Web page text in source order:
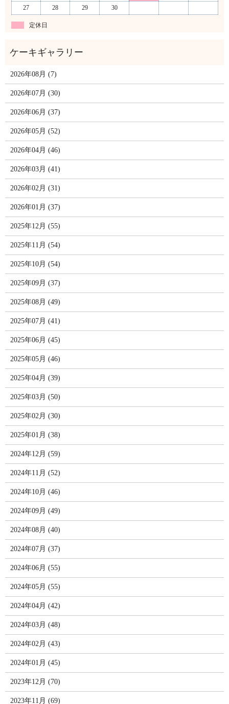
27
28 29 30
定休日
2026年08月 (7)
2026年07月 (30)
2026年06月 (37)
2026年05月 (52)
2026年04月 (46)
2026年03月 (41)
2026年02月 (31)
2026年01月 (37)
2025年12月 (55)
2025年11月 (54)
2025年10月 (54)
2025年09月 (37)
2025年08月 (49)
2025年07月 (41)
2025年06月 (45)
2025年05月 (46)
2025年04月 (39)
2025年03月 (50)
2025年02月 (30)
2025年01月 (38)
2024年12月 (59)
2024年11月 (52)
2024年10月 (46)
2024年09月 (49)
2024年08月 (40)
2024年07月 (37)
2024年06月 (55)
2024年05月 (55)
2024年04月 (42)
2024年03月 (48)
2024年02月 (43)
2024年01月 (45)
2023年12月 (70)
2023年11月 (69)